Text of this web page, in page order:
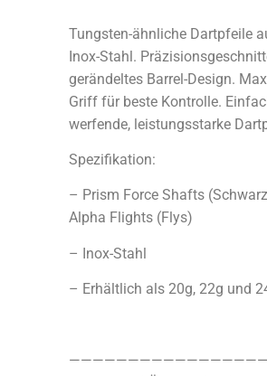
Tungsten-ähnliche Dartpfeile
Inox-Stahl.
gerändeltes Barrel-Design.
Griff für beste Kontrolle.
werfende, leistungsstarke
Spezifikation:
– Prism Force Shafts
Alpha Flights (Flys)
– Inox-Stahl
– Erhältlich als 20g, 22g und